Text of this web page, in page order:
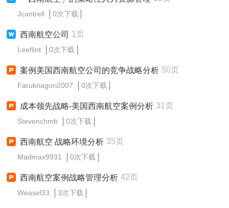
Jcantrell 0次下载
西南航空公司 1页
Leeflint 0次下载
案例美国西南航空公司的竞争战略分析 50页
Faruknagori2007 0次下载
成本领先战略-美国西南航空案例分析 31页
Stevenchmb 0次下载
西南航空 战略环境分析 35页
Madmax9931 0次下载
西南航空案例战略管理分析 42页
Weasel33 3次下载